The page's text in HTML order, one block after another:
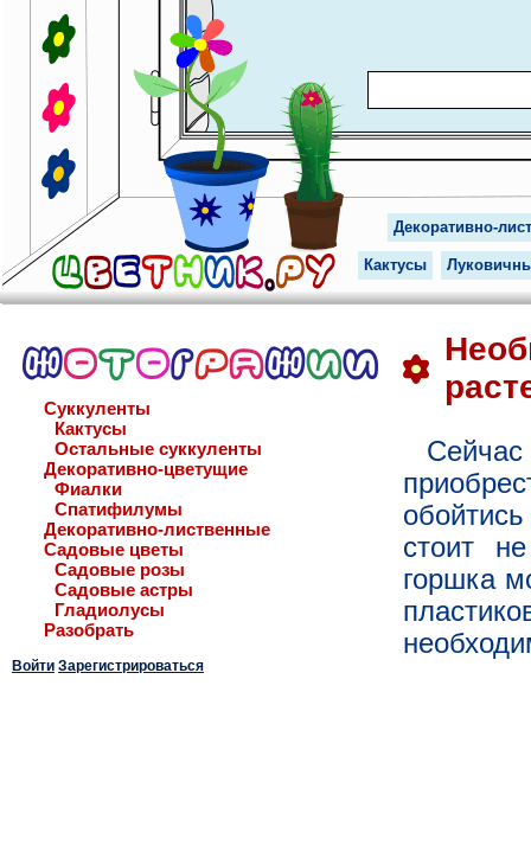
Декоративно-
Кактусы
Суккуленты
Кактусы
Остальные суккуленты
Декоративно-цветущие
Фиалки
Спатифилумы
Декоративно-лиственные
Садовые цветы
Садовые розы
Садовые астры
Гладиолусы
Разобрать
Войти Зарегистрироваться
стоит
горшка